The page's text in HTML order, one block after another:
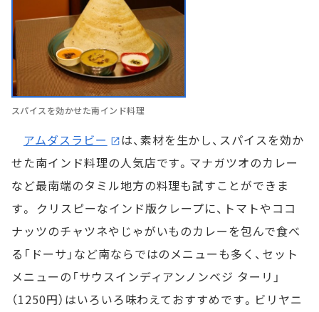
スパイスを効かせた南インド料理
アムダスラビー
は、素材を生かし、スパイスを効か
せた南インド料理の人気店です。マナガツオのカレー
など最南端のタミル地方の料理も試すことができま
す。 クリスピーなインド版クレープに、トマトやココ
ナッツのチャツネやじゃがいものカレーを包んで食べ
る「ドーサ」など南ならではのメニューも多く、セット
メニューの「サウスインディアンノンベジ ターリ」
（1250円）はいろいろ味わえておすすめです。ビリヤニ